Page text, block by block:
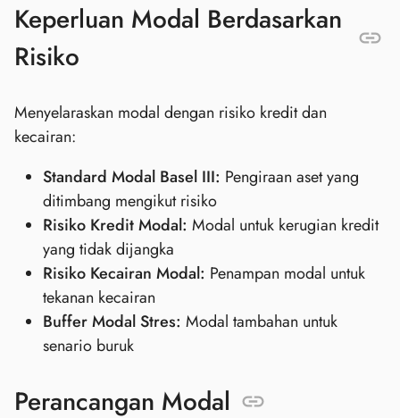
Keperluan Modal Berdasarkan
Risiko
Menyelaraskan modal dengan risiko kredit dan
kecairan:
Standard Modal Basel III: Pengiraan aset yang
ditimbang mengikut risiko
Risiko Kredit Modal: Modal untuk kerugian kredit
yang tidak dijangka
Risiko Kecairan Modal: Penampan modal untuk
tekanan kecairan
Buffer Modal Stres: Modal tambahan untuk
senario buruk
Perancangan Modal